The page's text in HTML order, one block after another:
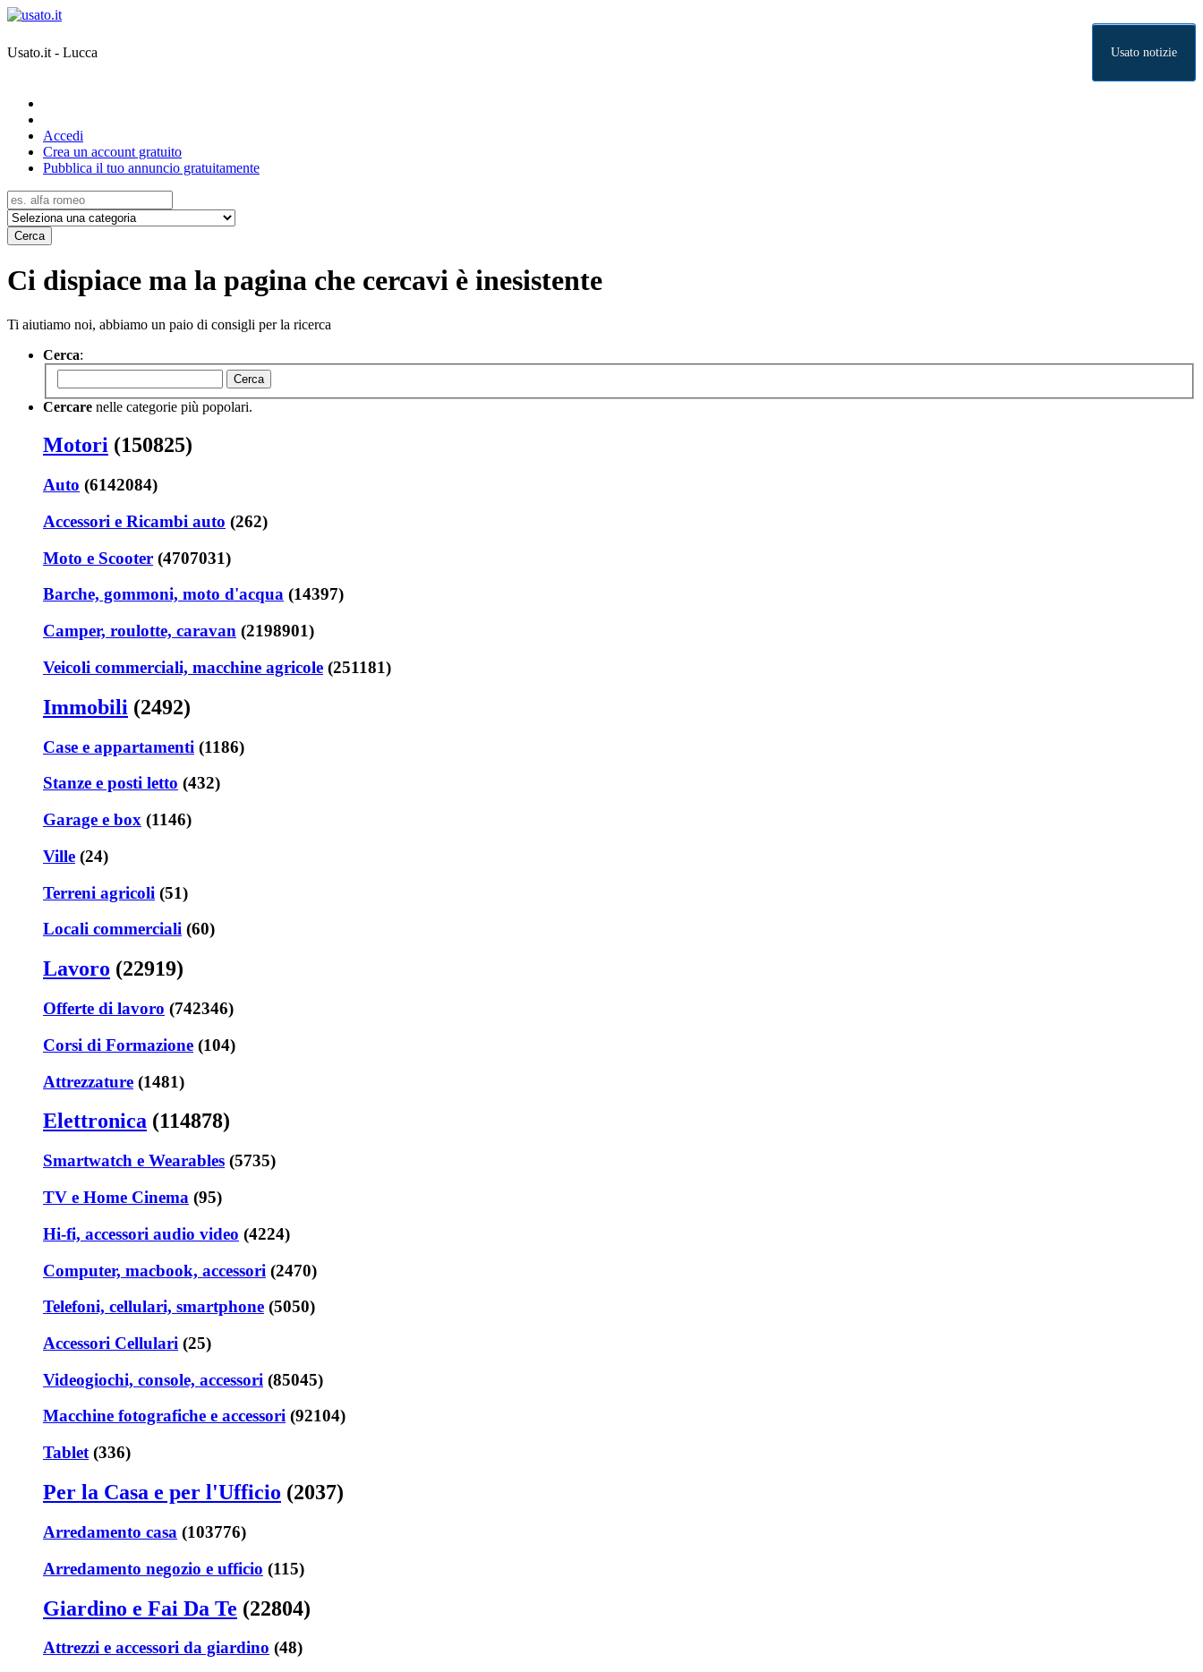
Usato.it - Lucca Usato notizie
Accedi
Crea un account gratuito
Pubblica il tuo annuncio gratuitamente
Cerca
Ci dispiace ma la pagina che cercavi è inesistente
Ti aiutiamo noi, abbiamo un paio di consigli per la ricerca
Cerca:
Cerca
Cercare nelle categorie più popolari.
Motori (150825)
Auto (6142084)
Accessori e Ricambi auto (262)
Moto e Scooter (4707031)
Barche, gommoni, moto d'acqua (14397)
Camper, roulotte, caravan (2198901)
Veicoli commerciali, macchine agricole (251181)
Immobili (2492)
Case e appartamenti (1186)
Stanze e posti letto (432)
Garage e box (1146)
Ville (24)
Terreni agricoli (51)
Locali commerciali (60)
Lavoro (22919)
Offerte di lavoro (742346)
Corsi di Formazione (104)
Attrezzature (1481)
Elettronica (114878)
Smartwatch e Wearables (5735)
TV e Home Cinema (95)
Hi-fi, accessori audio video (4224)
Computer, macbook, accessori (2470)
Telefoni, cellulari, smartphone (5050)
Accessori Cellulari (25)
Videogiochi, console, accessori (85045)
Macchine fotografiche e accessori (92104)
Tablet (336)
Per la Casa e per l'Ufficio (2037)
Arredamento casa (103776)
Arredamento negozio e ufficio (115)
Giardino e Fai Da Te (22804)
Attrezzi e accessori da giardino (48)